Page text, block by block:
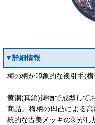
▼詳細情報
梅の柄が印象的な襖引手(
黄銅(真鍮)鋳物で成型して
商品。梅柄の凹凸による
統的な古美メッキの剥が